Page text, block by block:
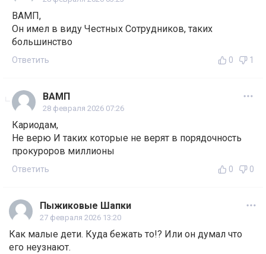
ВАМП,
Он имел в виду Честных Сотрудников, таких
большинство
Ответить 0 1
ВАМП
28 февраля 2026 07:26
Кариодам,
Не верю И таких которые не верят в порядочность
прокуроров миллионы
Ответить 0 0
Пыжиковые Шапки
27 февраля 2026 13:20
Как малые дети. Куда бежать то!? Или он думал что
его неузнают.